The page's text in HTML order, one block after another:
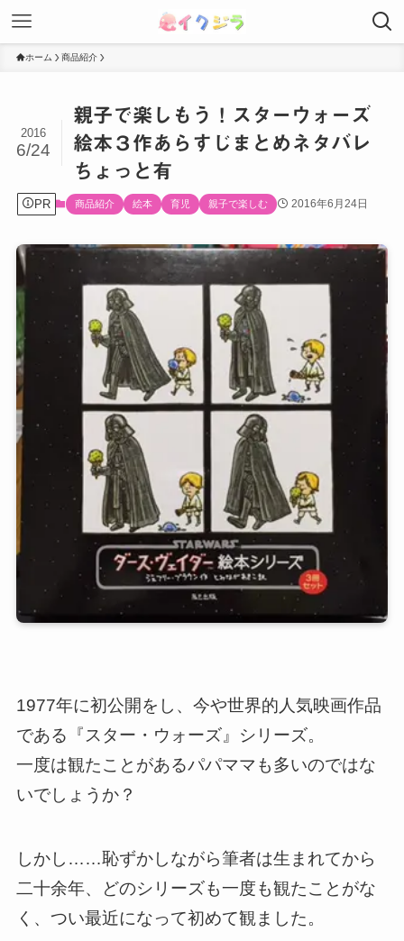
ホーム 商品紹介
親子で楽しもう！スターウォーズ
絵本３作あらすじまとめネタバレ
ちょっと有
2016
6/24
PR 商品紹介 絵本 育児 親子で楽しむ 2016年6月24日
1977年に初公開をし、今や世界的人気映画作品
である『スター・ウォーズ』シリーズ。
一度は観たことがあるパパママも多いのではな
いでしょうか？
しかし……恥ずかしながら筆者は生まれてから
二十余年、どのシリーズも一度も観たことがな
く、つい最近になって初めて観ました。